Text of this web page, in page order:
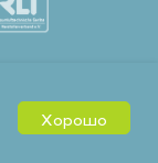
Хорошо